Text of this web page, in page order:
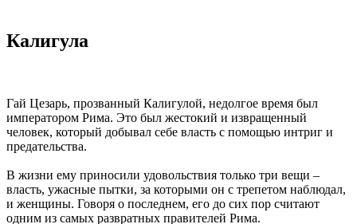
Калигула
Гай Цезарь, прозванный Калигулой, недолгое время был
императором Рима. Это был жестокий и извращенный
человек, который добывал себе власть с помощью интриг и
предательства.
В жизни ему приносили удовольствия только три вещи –
власть, ужасные пытки, за которыми он с трепетом наблюдал,
и женщины. Говоря о последнем, его до сих пор считают
одним из самых развратных правителей Рима.